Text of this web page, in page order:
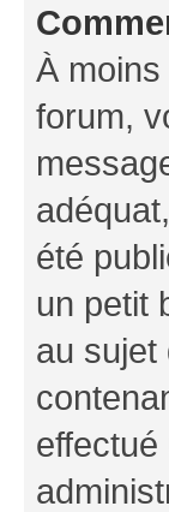
À
forum,
été
un petit
au sujet
effectué